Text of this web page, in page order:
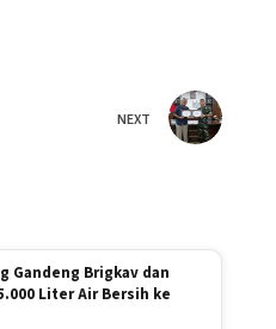
NEXT
Gandeng Brigkav dan
Liter Air Bersih ke